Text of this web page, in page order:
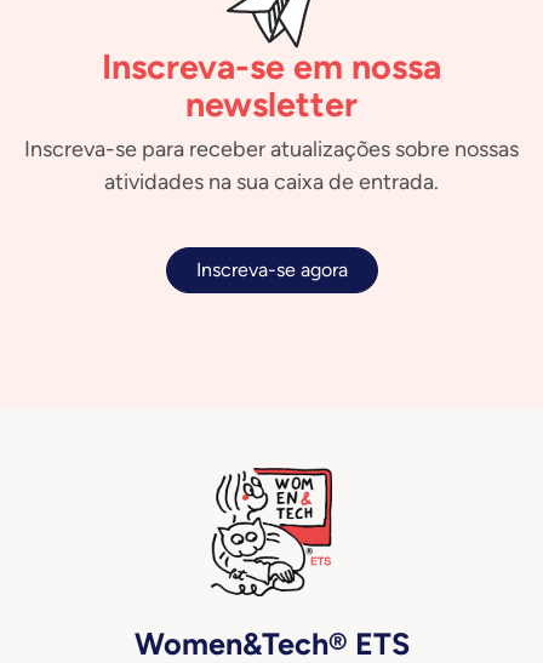
Inscreva-se em nossa
newsletter
Inscreva-se para receber atualizações sobre nossas
atividades na sua caixa de entrada.
Inscreva-se agora
Women&Tech® ETS